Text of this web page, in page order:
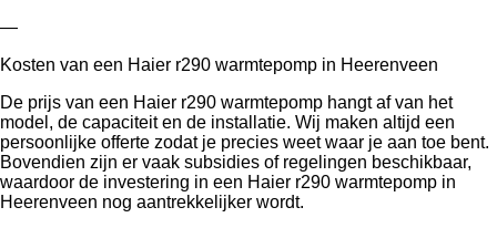
—
Kosten van een Haier r290 warmtepomp in Heerenveen
De prijs van een Haier r290 warmtepomp hangt af van het
model, de capaciteit en de installatie. Wij maken altijd een
persoonlijke offerte zodat je precies weet waar je aan toe bent.
Bovendien zijn er vaak subsidies of regelingen beschikbaar,
waardoor de investering in een Haier r290 warmtepomp in
Heerenveen nog aantrekkelijker wordt.